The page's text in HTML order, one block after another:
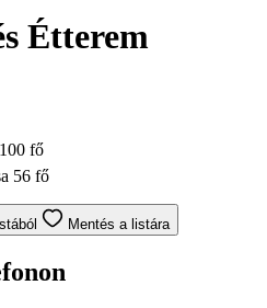
Étterem
100 fő
56 fő
Mentés a listára